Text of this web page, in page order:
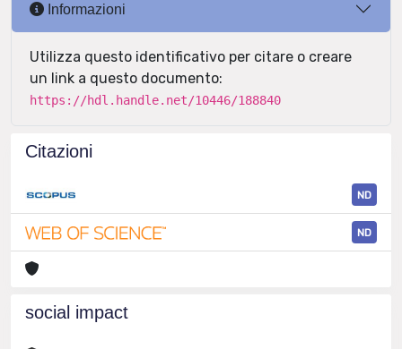
Informazioni
Utilizza questo identificativo per citare o creare
un link a questo documento:
https://hdl.handle.net/10446/188840
Citazioni
ND
ND
social impact